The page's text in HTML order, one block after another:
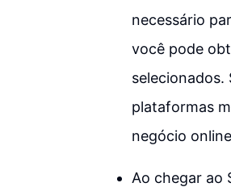
necessário
você pode
selecionados.
plataformas
negócio
Ao chegar ao